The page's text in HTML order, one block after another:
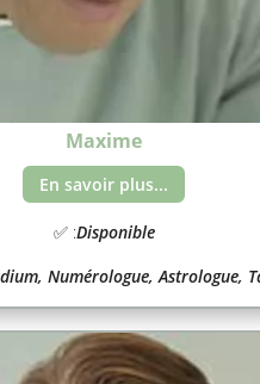
Maxime
En savoir plus...
✅ :Disponible
Numérologue, Astrologue,